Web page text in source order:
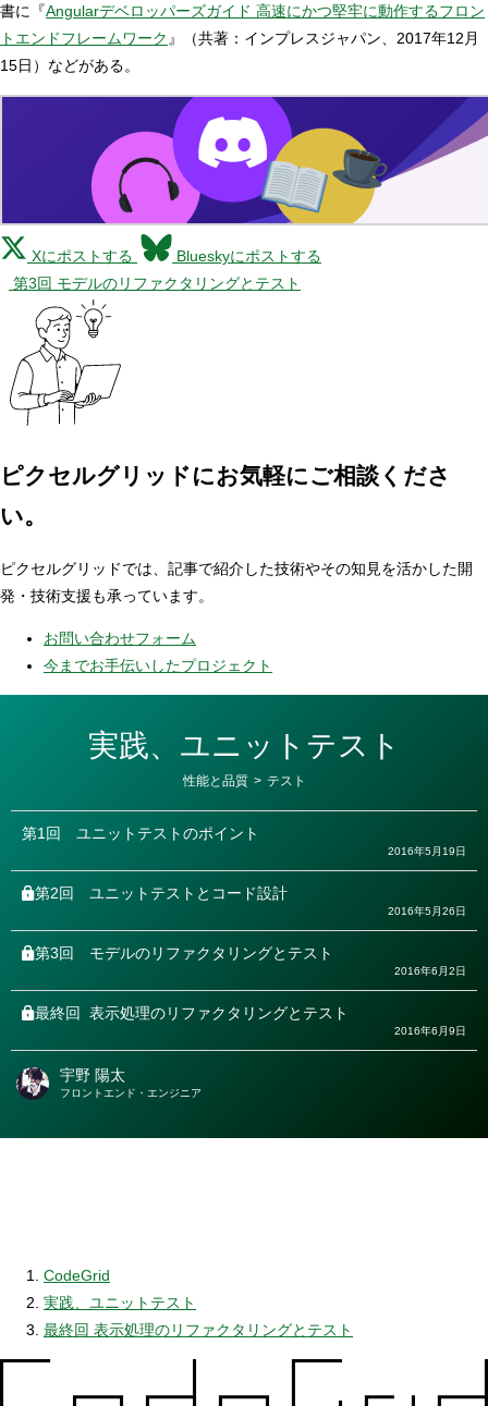
書に『Angularデベロッパーズガイド 高速にかつ堅牢に動作するフロン
トエンドフレームワーク 』（共著：インプレスジャパン、2017年12月
15日）などがある。
Xにポストする
Blueskyにポストする
第3回 モデルのリファクタリングとテスト
ピクセルグリッドにお気軽にご相談くださ
い。
ピクセルグリッドでは、記事で紹介した技術やその知見を活かした開
発・技術支援も承っています。
お問い合わせフォーム
今までお手伝いしたプロジェクト
実践、ユニットテスト
カ
ゴ
ー
性能と品質 > テスト
第1回 ユニットテストのポイント
2016年5月19日
第2回 ユニットテストとコード設計
2016年5月26日
第3回 モデルのリファクタリングとテスト
2016年6月2日
最終回 表示処理のリファクタリングとテスト
2016年6月9日
著
宇野 陽太
フロントエンド・エンジニア
CodeGrid
実践、ユニットテスト
最終回 表示処理のリファクタリングとテスト